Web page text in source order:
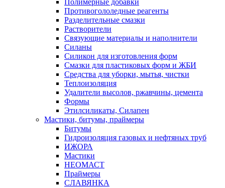
Полимерные добавки
Противогололедные реагенты
Разделительные смазки
Растворители
Связующие материалы и наполнители
Силаны
Силикон для изготовления форм
Смазки для пластиковых форм и ЖБИ
Средства для уборки, мытья, чистки
Теплоизоляция
Удалители высолов, ржавчины, цемента
Формы
Этилсиликаты, Силапен
Мастики, битумы, праймеры
Битумы
Гидроизоляция газовых и нефтяных труб
ИЖОРА
Мастики
НЕОМАСТ
Праймеры
СЛАВЯНКА